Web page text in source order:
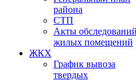
района
СТП
Акты обследований
жилых помещений
ЖКХ
График вывоза
твердых